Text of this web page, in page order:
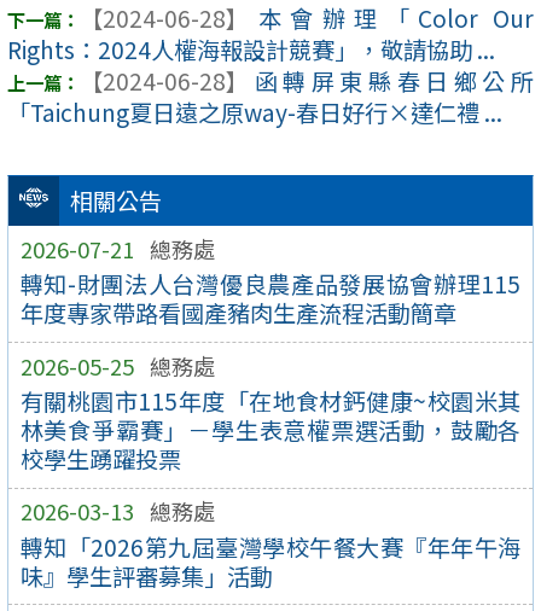
相關公告
2026-07-21 總務處
轉知-財團法人台灣優良農產品發展協會辦理115
年度專家帶路看國產豬肉生產流程活動簡章
2026-05-25 總務處
有關桃園市115年度「在地食材鈣健康~校園米其
林美食爭霸賽」－學生表意權票選活動，鼓勵各
校學生踴躍投票
2026-03-13 總務處
轉知「2026第九屆臺灣學校午餐大賽『年年午海
味』學生評審募集」活動
【2024-06-28】
本會辦理「Color Our
Rights：2024人權海報設計競賽」，敬請協助 ...
【2024-06-28】
函轉屏東縣春日鄉公所
「Taichung夏日遠之原way-春日好行×達仁禮 ...